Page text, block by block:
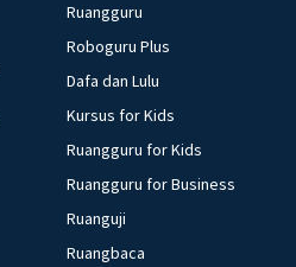
Ruangguru
Roboguru Plus
Dafa dan Lulu
Kursus for Kids
Ruangguru for Kids
Ruangguru for Business
Ruanguji
Ruangbaca